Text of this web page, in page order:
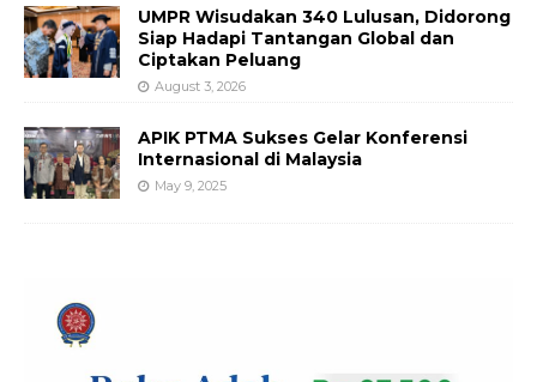
UMPR Wisudakan 340 Lulusan, Didorong
Siap Hadapi Tantangan Global dan
Ciptakan Peluang
August 3, 2026
APIK PTMA Sukses Gelar Konferensi
Internasional di Malaysia
May 9, 2025